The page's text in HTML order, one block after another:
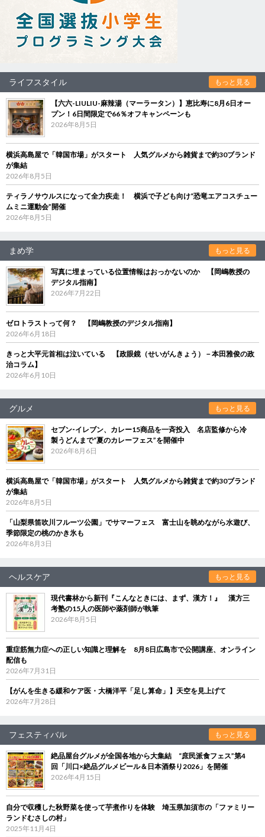
ライフスタイル もっと見る
【六六-LIULIU-麻辣湯（マーラータン）】恵比寿に8月6日オー
プン！6日間限定で66％オフキャンペーンも
2026年8月5日
横浜高島屋で「韓国市場」がスタート 人気グルメから雑貨まで約30ブランド
が集結
2026年8月5日
ティラノサウルスになって全力疾走！ 横浜で子ども向け“恐竜エアコスチュー
ムミニ運動会”開催
2026年8月5日
まめ学 もっと見る
写真に埋まっている位置情報はおっかないのか 【岡嶋教授の
デジタル指南】
2026年7月22日
ゼロトラストって何？ 【岡嶋教授のデジタル指南】
2026年6月18日
きっと大平元首相は泣いている 【政眼鏡（せいがんきょう）－本田雅俊の政
治コラム】
2026年6月10日
グルメ もっと見る
セブン‐イレブン、カレー15商品を一斉投入 名店監修から冷
製うどんまで“夏のカレーフェス”を開催中
2026年8月6日
横浜高島屋で「韓国市場」がスタート 人気グルメから雑貨まで約30ブランド
が集結
2026年8月5日
「山梨県笛吹川フルーツ公園」でサマーフェス 富士山を眺めながら水遊び、
季節限定の桃のかき氷も
2026年8月3日
ヘルスケア もっと見る
現代書林から新刊『こんなときには、まず、漢方！』 漢方三
考塾の15人の医師や薬剤師が執筆
2026年8月5日
重症筋無力症への正しい知識と理解を 8月8日広島市で公開講座、オンライン
配信も
2026年7月31日
【がんを生きる緩和ケア医・大橋洋平「足し算命」】天空を見上げて
2026年7月28日
フェスティバル もっと見る
絶品屋台グルメが全国各地から大集結 “庶民派食フェス”第4
回「川口×絶品グルメビール＆日本酒祭り2026」を開催
2026年4月15日
自分で収穫した秋野菜を使って芋煮作りを体験 埼玉県加須市の「ファミリー
ランドむさしの村」
2025年11月4日